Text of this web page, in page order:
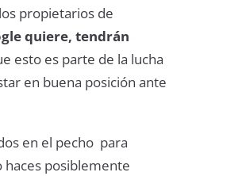
propietarios de
quiere, tendrán
esto es parte de la lucha
en buena posición ante
en el pecho para
haces posiblemente